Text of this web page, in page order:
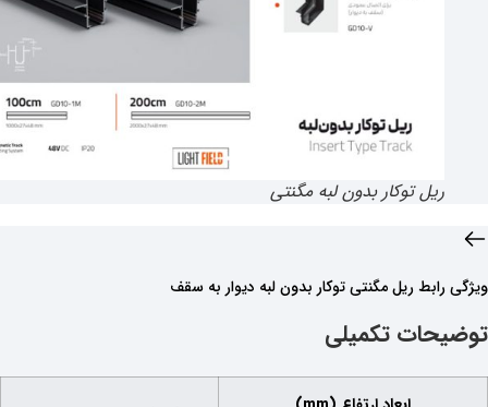
ریل توکار بدون لبه مگنتی
ریل مگنتی توکار بدون لبه دیوار به سقف
تکمیلی